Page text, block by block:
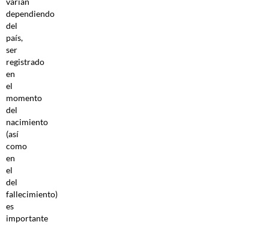
dependiendo
del
país,
ser
registrado
en
el
momento
del
nacimiento
(así
como
en
el
del
fallecimiento)
es
importante